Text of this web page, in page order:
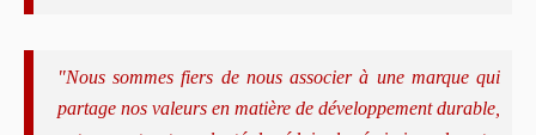
"Nous sommes fiers de nous associer à une marque qui
partage nos valeurs en matière de développement durable,